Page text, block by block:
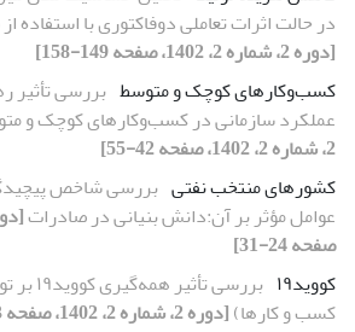
در حالت اثرات تعاملی دوفاکتوری با
[دوره 2، شماره 2، 1402، صفحه 149-158]
کسب‌وکارهای کوچک و متوسط بررسی تأثیر
عملکرد‌ سازمانی در کسب‌وکارهای کوچک و
2، شماره 2، 1402، صفحه 42-55]
کشورهای منتخب نفتی بررسی شاخص
عوامل مؤثر بر آن:دانش بنیانی در صادرات
صفحه 24-31]
کووید۱۹
بررسی
کسب و کارها)[دوره 2، شماره 2، 1402، صفحه 133-148]